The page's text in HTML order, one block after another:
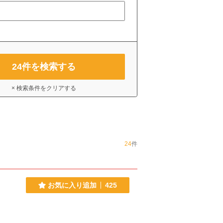
24件を検索する
× 検索条件をクリアする
24件
お気に入り追加 425